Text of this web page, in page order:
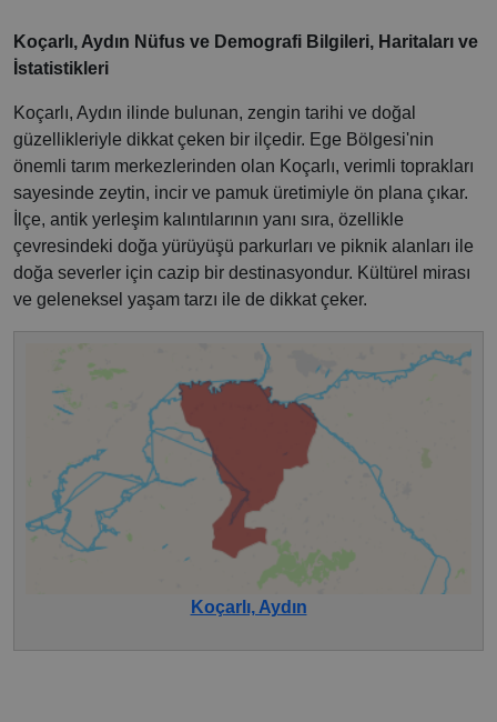
Koçarlı, Aydın Nüfus ve Demografi Bilgileri, Haritaları ve
İstatistikleri
Koçarlı, Aydın ilinde bulunan, zengin tarihi ve doğal
güzellikleriyle dikkat çeken bir ilçedir. Ege Bölgesi'nin
önemli tarım merkezlerinden olan Koçarlı, verimli toprakları
sayesinde zeytin, incir ve pamuk üretimiyle ön plana çıkar.
İlçe, antik yerleşim kalıntılarının yanı sıra, özellikle
çevresindeki doğa yürüyüşü parkurları ve piknik alanları ile
doğa severler için cazip bir destinasyondur. Kültürel mirası
ve geleneksel yaşam tarzı ile de dikkat çeker.
Koçarlı, Aydın